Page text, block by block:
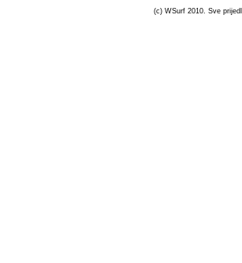
(c) WSurf 2010. Sve